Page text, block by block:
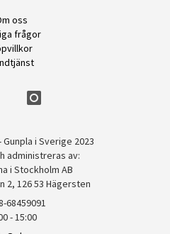
oss
frågor
i Sverige 2023
administreras av:
i Stockholm AB
2, 126 53 Hägersten
68459091
- 15:00